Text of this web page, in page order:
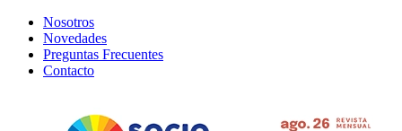
Nosotros
Novedades
Preguntas Frecuentes
Contacto